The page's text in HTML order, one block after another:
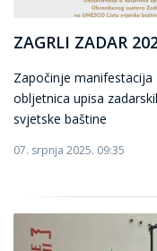
ZAGRLI ZADAR
Započinje
obljetnica upisa
svjetske baštine
07. srpnja 2025. 09:35